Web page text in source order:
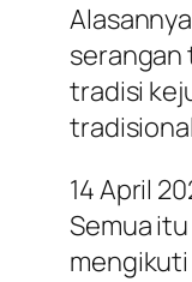
serangan
tradisi
14 April
Semua
mengikuti